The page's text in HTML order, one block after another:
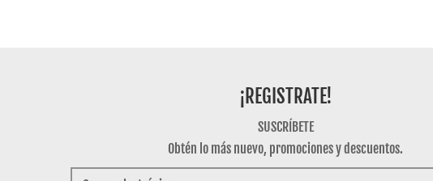
¡REGISTRATE!
SUSCRÍBETE
Obtén lo más nuevo, promociones y descuentos.